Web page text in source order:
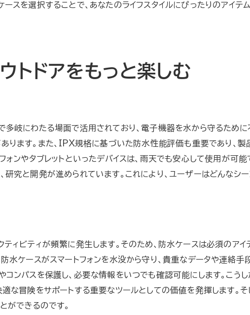
アウトドアギアと防水ケースの組み合わせ
日常生活に浸透する防水アイテム
生活に密着する防水ケースの役割
未来の防水技術に期待すること
スを選択することで、あなたのライフスタイルにぴったりのアイテ
トドアをもっと楽しむ
岐にわたる場面で活用されており、電子機器を水から守るために
ります。また、IPX規格に基づいた防水性能評価も重要であり、
ォンやタブレットといったデバイスは、雨天でも安心して使用が可
究と開発が進められています。これにより、ユーザーはどんなシ
ィビティが頻繁に発生します。そのため、防水ケースは必須のアイ
水ケースがスマートフォンを水没から守り、貴重なデータや連絡手
ンパスを保護し、必要な情報をいつでも確認可能にします。こうし
な冒険をサポートする重要なツールとしての価値を発揮します。
ができるのです。